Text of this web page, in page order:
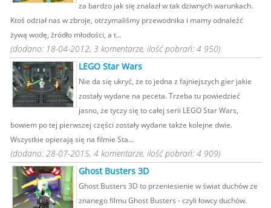
za bardzo jak się znalazł w tak dziwnych warunkach.
Ktoś odział nas w zbroje, otrzymaliśmy przewodnika i mamy odnaleźć
żywą wodę, źródło młodości, a t...
(dodano: 18-04-2012, 3 komentarze, ilość pobrań: 4 950)
LEGO Star Wars
Nie da się ukryć, że to jedna z fajniejszych gier jakie
zostały wydane na peceta. Trzeba tu powiedzieć
jasno, że tyczy się to całej serii LEGO Star Wars,
bowiem po tej pierwszej części zostały wydane także kolejne dwie.
Wszystkie opierają się na filmie Sta...
(dodano: 28-07-2015, 4 komentarze, ilość pobrań: 4 909)
Ghost Busters 3D
Ghost Busters 3D to przeniesienie w świat duchów ze
znanego filmu Ghost Busters - czyli łowcy duchów.